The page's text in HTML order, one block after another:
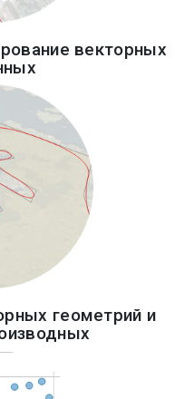
векторных
геометрий и